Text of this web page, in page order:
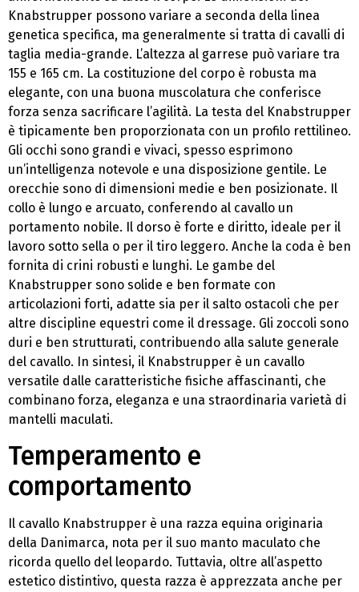
Knabstrupper possono variare a seconda della linea
genetica specifica, ma generalmente si tratta di cavalli di
taglia media-grande. L’altezza al garrese può variare tra
155 e 165 cm. La costituzione del corpo è robusta ma
elegante, con una buona muscolatura che conferisce
forza senza sacrificare l’agilità. La testa del Knabstrupper
è tipicamente ben proporzionata con un profilo rettilineo.
Gli occhi sono grandi e vivaci, spesso esprimono
un’intelligenza notevole e una disposizione gentile. Le
orecchie sono di dimensioni medie e ben posizionate. Il
collo è lungo e arcuato, conferendo al cavallo un
portamento nobile. Il dorso è forte e diritto, ideale per il
lavoro sotto sella o per il tiro leggero. Anche la coda è ben
fornita di crini robusti e lunghi. Le gambe del
Knabstrupper sono solide e ben formate con
articolazioni forti, adatte sia per il salto ostacoli che per
altre discipline equestri come il dressage. Gli zoccoli sono
duri e ben strutturati, contribuendo alla salute generale
del cavallo. In sintesi, il Knabstrupper è un cavallo
versatile dalle caratteristiche fisiche affascinanti, che
combinano forza, eleganza e una straordinaria varietà di
mantelli maculati.
Temperamento e
comportamento
Il cavallo Knabstrupper è una razza equina originaria
della Danimarca, nota per il suo manto maculato che
ricorda quello del leopardo. Tuttavia, oltre all’aspetto
estetico distintivo, questa razza è apprezzata anche per